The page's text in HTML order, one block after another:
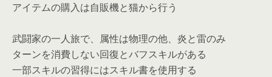
アイテムの購入は自販機と猫から行う
武闘家の一人旅で、属性は物理の他、炎と雷のみ
ターンを消費しない回復とバフスキルがある
一部スキルの習得にはスキル書を使用する